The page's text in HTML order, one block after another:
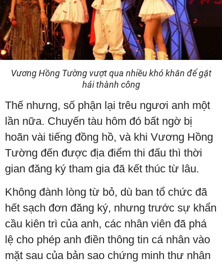
Vương Hồng Tường vượt qua nhiều khó khăn để gặt
hái thành công
Thế nhưng, số phận lại trêu ngươi anh một
lần nữa. Chuyến tàu hôm đó bất ngờ bị
hoãn vài tiếng đồng hồ, và khi Vương Hồng
Tường đến được địa điểm thi đấu thì thời
gian đăng ký tham gia đã kết thúc từ lâu.
Không đành lòng từ bỏ, dù ban tổ chức đã
hết sạch đơn đăng ký, nhưng trước sự khẩn
cầu kiên trì của anh, các nhân viên đã phá
lệ cho phép anh điền thông tin cá nhân vào
mặt sau của bản sao chứng minh thư nhân